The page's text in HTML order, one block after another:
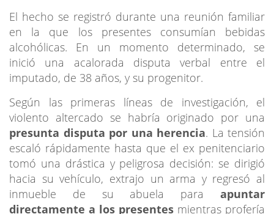
El hecho se registró durante una reunión familiar
en la que los presentes consumían bebidas
alcohólicas. En un momento determinado, se
inició una acalorada disputa verbal entre el
imputado, de 38 años, y su progenitor.
Según las primeras líneas de investigación, el
violento altercado se habría originado por una
presunta disputa por una herencia. La tensión
escaló rápidamente hasta que el ex penitenciario
tomó una drástica y peligrosa decisión: se dirigió
hacia su vehículo, extrajo un arma y regresó al
inmueble de su abuela para apuntar
directamente a los presentes mientras profería